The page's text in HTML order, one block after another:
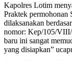
Kapolres Lotim
Praktek permohonan
dilaksanakan
nomor: Kep/105/
baru ini sangat
yang disiapkan”